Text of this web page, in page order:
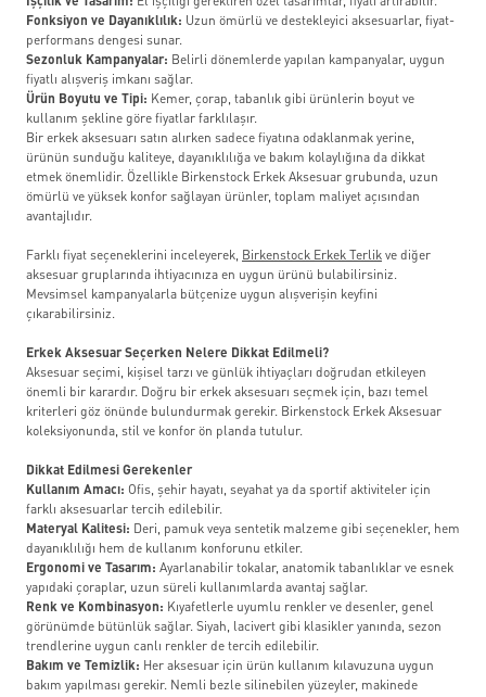
Fonksiyon ve Dayanıklılık: Uzun ömürlü ve destekleyici aksesuarlar, fiyat-
performans dengesi sunar.
Sezonluk Kampanyalar: Belirli dönemlerde yapılan kampanyalar, uygun
fiyatlı alışveriş imkanı sağlar.
Ürün Boyutu ve Tipi: Kemer, çorap, tabanlık gibi ürünlerin boyut ve
kullanım şekline göre fiyatlar farklılaşır.
Bir erkek aksesuarı satın alırken sadece fiyatına odaklanmak yerine,
ürünün sunduğu kaliteye, dayanıklılığa ve bakım kolaylığına da dikkat
etmek önemlidir. Özellikle Birkenstock Erkek Aksesuar grubunda, uzun
ömürlü ve yüksek konfor sağlayan ürünler, toplam maliyet açısından
avantajlıdır.
Farklı fiyat seçeneklerini inceleyerek, Birkenstock Erkek Terlik ve diğer
aksesuar gruplarında ihtiyacınıza en uygun ürünü bulabilirsiniz.
Mevsimsel kampanyalarla bütçenize uygun alışverişin keyfini
çıkarabilirsiniz.
Erkek Aksesuar Seçerken Nelere Dikkat Edilmeli?
Aksesuar seçimi, kişisel tarzı ve günlük ihtiyaçları doğrudan etkileyen
önemli bir karardır. Doğru bir erkek aksesuarı seçmek için, bazı temel
kriterleri göz önünde bulundurmak gerekir. Birkenstock Erkek Aksesuar
koleksiyonunda, stil ve konfor ön planda tutulur.
Dikkat Edilmesi Gerekenler
Kullanım Amacı: Ofis, şehir hayatı, seyahat ya da sportif aktiviteler için
farklı aksesuarlar tercih edilebilir.
Materyal Kalitesi: Deri, pamuk veya sentetik malzeme gibi seçenekler, hem
dayanıklılığı hem de kullanım konforunu etkiler.
Ergonomi ve Tasarım: Ayarlanabilir tokalar, anatomik tabanlıklar ve esnek
yapıdaki çoraplar, uzun süreli kullanımlarda avantaj sağlar.
Renk ve Kombinasyon: Kıyafetlerle uyumlu renkler ve desenler, genel
görünümde bütünlük sağlar. Siyah, lacivert gibi klasikler yanında, sezon
trendlerine uygun canlı renkler de tercih edilebilir.
Bakım ve Temizlik: Her aksesuar için ürün kullanım kılavuzuna uygun
bakım yapılması gerekir. Nemli bezle silinebilen yüzeyler, makinede